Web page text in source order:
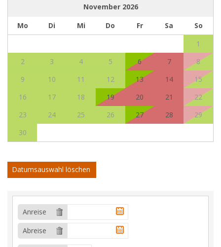
November 2026
Mo
Di Mi Do Fr Sa
So
1
2
3 4 5 6 7
8
9
10 11 12 13 14
15
16
17 18 19 20 21
22
23
24 25 26 27 28
29
30
Datumsauswahl löschen
Anreise
Abreise